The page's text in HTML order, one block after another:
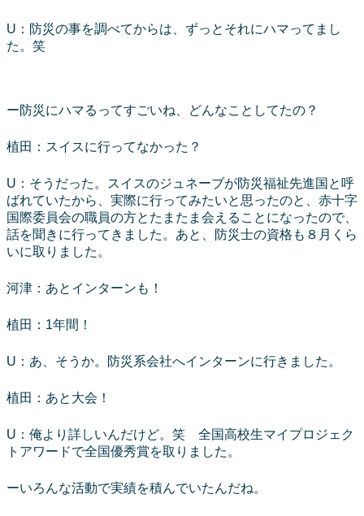
U：防災の事を調べてからは、ずっとそれにハマってまし
た。笑
ー防災にハマるってすごいね、どんなことしてたの？
植田：スイスに行ってなかった？
U：そうだった。スイスのジュネーブが防災福祉先進国と呼
ばれていたから、実際に行ってみたいと思ったのと、赤十字
国際委員会の職員の方とたまたま会えることになったので、
話を聞きに行ってきました。あと、防災士の資格も８月くら
いに取りました。
河津：あとインターンも！
植田：1年間！
U：あ、そうか。防災系会社へインターンに行きました。
植田：あと大会！
U：俺より詳しいんだけど。笑 全国高校生マイプロジェク
トアワードで全国優秀賞を取りました。
ーいろんな活動で実績を積んでいたんだね。